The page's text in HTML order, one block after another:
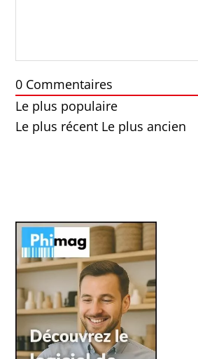
0 Commentaires
Le plus populaire
Le plus récent Le plus ancien